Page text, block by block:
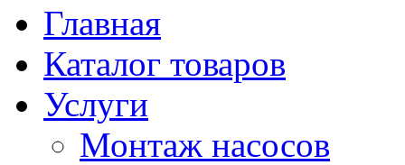
Главная
Каталог товаров
Услуги
Монтаж насосов